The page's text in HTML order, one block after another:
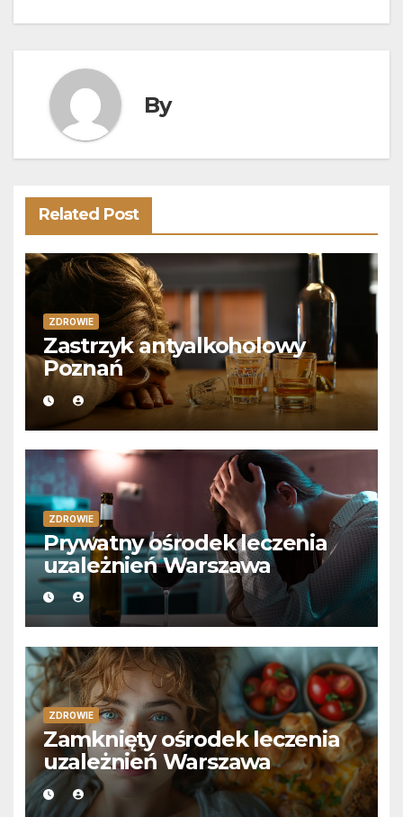
wpisu
By
Related Post
ZDROWIE
Zastrzyk antyalkoholowy
Poznań
ZDROWIE
Prywatny ośrodek leczenia
uzależnień Warszawa
ZDROWIE
Zamknięty ośrodek leczenia
uzależnień Warszawa